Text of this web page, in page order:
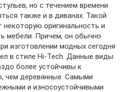
но с течением времени
также и в диванах. Такой
некоторую оригинальность и
мебели. Причем, он обычно
изготовлении модных сегодня
в стиле Hi-Tech. Данные виды
более устойчивы к
чем деревянные. Самыми
и износоустойчивыми